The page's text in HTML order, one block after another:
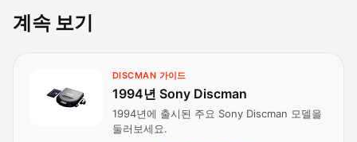
계속 보기
DISCMAN 가이드
1994년 Sony Discman
1994년에 출시된 주요 Sony Discman 모델을
둘러보세요.